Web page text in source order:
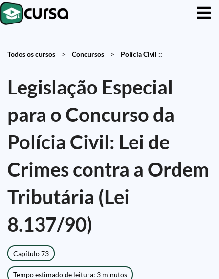
Todos os cursos > Concursos > Polícia Civil ::
Legislação Especial
para o Concurso da
Polícia Civil: Lei de
Crimes contra a Ordem
Tributária (Lei
8.137/90)
Capítulo 73
Tempo estimado de leitura: 3 minutos